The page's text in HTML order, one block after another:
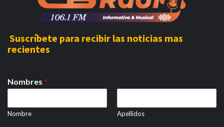
Suscríbete para recibir las noticias mas
recientes
Nombres *
Nombre Apellidos